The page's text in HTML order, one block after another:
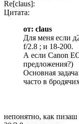
Re[claus]:
Цитата:
от: claus
Для меня если
f/2.8 ; и 18-200.
А если Canon
предложения?)
Основная
часто в
непонятно, как